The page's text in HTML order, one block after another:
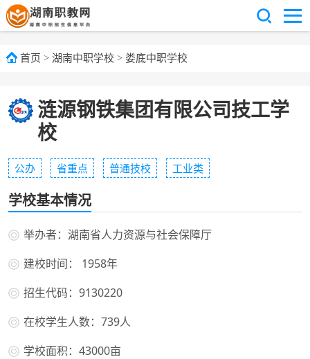
首页 > 湖南中职学校 > 娄底中职学校
涟源钢铁集团有限公司技工学
校
公办 省重点 普通技校 工业类
学校基本情况
举办者：湖南省人力资源与社会保障厅
建校时间： 1958年
招生代码：9130220
在校学生人数：739人
学校面积：43000亩